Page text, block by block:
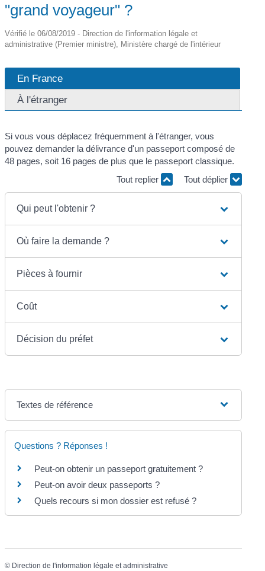
"grand voyageur" ?
Vérifié le 06/08/2019 - Direction de l'information légale et
administrative (Premier ministre), Ministère chargé de l'intérieur
En France
À l'étranger
Si vous vous déplacez fréquemment à l'étranger, vous
pouvez demander la délivrance d'un passeport composé de
48 pages, soit 16 pages de plus que le passeport classique.
Tout replier
Tout déplier
Qui peut l'obtenir ?
Où faire la demande ?
Pièces à fournir
Coût
Décision du préfet
Textes de référence
Questions ? Réponses !
Peut-on obtenir un passeport gratuitement ?
Peut-on avoir deux passeports ?
Quels recours si mon dossier est refusé ?
© Direction de l'information légale et administrative